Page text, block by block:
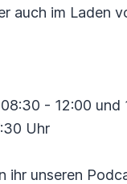
auch im Laden
- 12:00 und
Uhr
ihr unseren